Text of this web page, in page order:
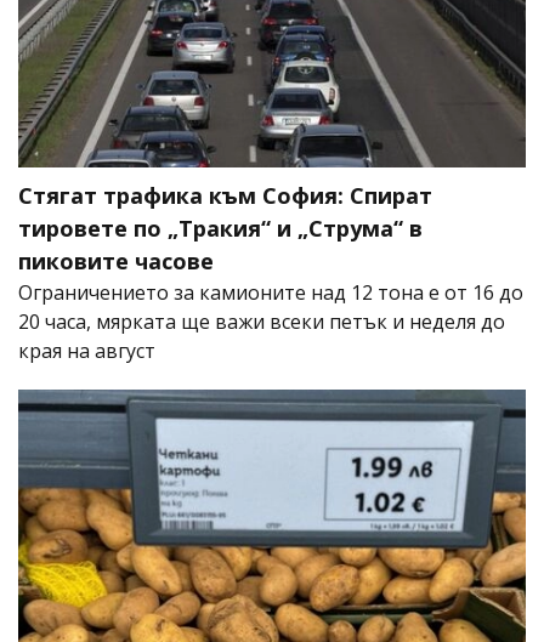
Стягат трафика към София: Спират
тировете по „Тракия“ и „Струма“ в
пиковите часове
Ограничението за камионите над 12 тона е от 16 до
20 часа, мярката ще важи всеки петък и неделя до
края на август